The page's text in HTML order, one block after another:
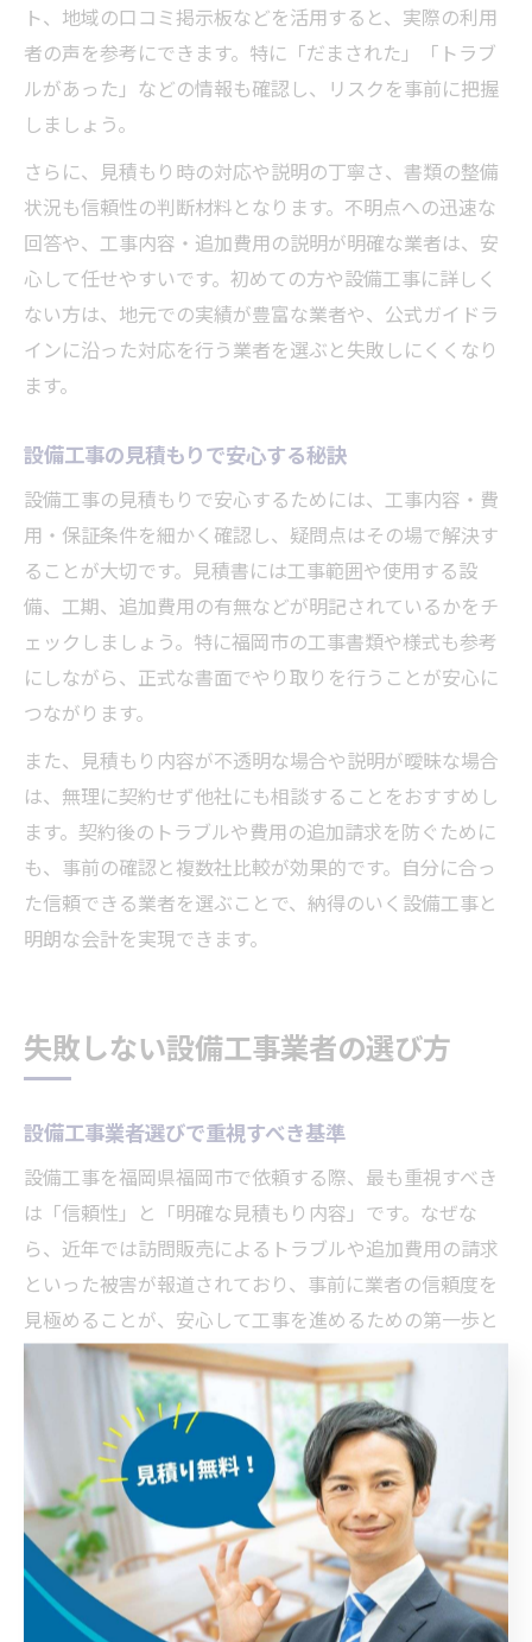
ト、地域の口コミ掲示板などを活用すると、実際の利用
者の声を参考にできます。特に「だまされた」「トラブ
ルがあった」などの情報も確認し、リスクを事前に把握
しましょう。
さらに、見積もり時の対応や説明の丁寧さ、書類の整備
状況も信頼性の判断材料となります。不明点への迅速な
回答や、工事内容・追加費用の説明が明確な業者は、安
心して任せやすいです。初めての方や設備工事に詳しく
ない方は、地元での実績が豊富な業者や、公式ガイドラ
インに沿った対応を行う業者を選ぶと失敗しにくくなり
ます。
設備工事の見積もりで安心する秘訣
設備工事の見積もりで安心するためには、工事内容・費
用・保証条件を細かく確認し、疑問点はその場で解決す
ることが大切です。見積書には工事範囲や使用する設
備、工期、追加費用の有無などが明記されているかをチ
ェックしましょう。特に福岡市の工事書類や様式も参考
にしながら、正式な書面でやり取りを行うことが安心に
つながります。
また、見積もり内容が不透明な場合や説明が曖昧な場合
は、無理に契約せず他社にも相談することをおすすめし
ます。契約後のトラブルや費用の追加請求を防ぐために
も、事前の確認と複数社比較が効果的です。自分に合っ
た信頼できる業者を選ぶことで、納得のいく設備工事と
明朗な会計を実現できます。
失敗しない設備工事業者の選び方
設備工事業者選びで重視すべき基準
設備工事を福岡県福岡市で依頼する際、最も重視すべき
は「信頼性」と「明確な見積もり内容」です。なぜな
ら、近年では訪問販売によるトラブルや追加費用の請求
といった被害が報道されており、事前に業者の信頼度を
見極めることが、安心して工事を進めるための第一歩と
なります。
具体的には、以下のような基準を設けて業者を選ぶこと
が推奨されます。
福岡市内での施工実績や口コミ評価が高いこと
工事内容や見積もり金額が明確に記載されていること
契約前に工事保証やアフターサービスの内容を説明し
てくれること
これらの基準を満たした業者であれば、工事後のトラブ